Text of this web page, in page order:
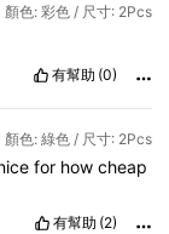
顏色: 彩色 / 尺寸: 2Pcs
有幫助 (0)
顏色: 綠色 / 尺寸: 2Pcs
for howcheap
有幫助 (2)